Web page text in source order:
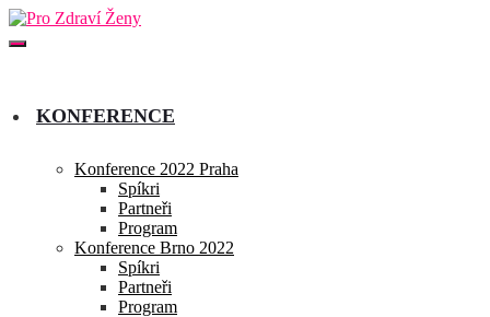
KONFERENCE
Konference 2022 Praha
Spíkri
Partneři
Program
Konference Brno 2022
Spíkri
Partneři
Program